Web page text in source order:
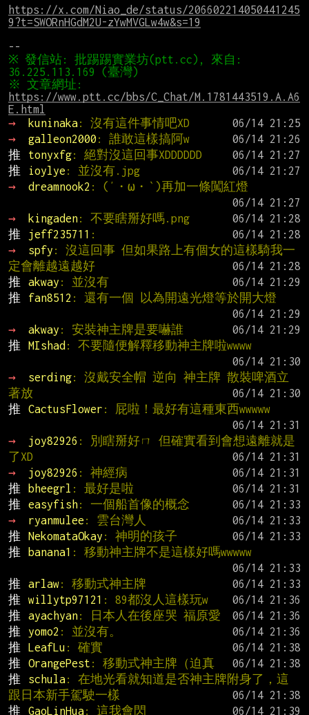
https://x.com/Niao_de/status/206602214050441245
9?t=SWORnHGdM2U-zYwMVGLw4w&s=19
※ 發信站: 批踢踢實業坊(ptt.cc), 來自:
https://www.ptt.cc/bbs/C_Chat/M.1781443519.A.A6
E.html
→
kuninaka: 沒有這件事情吧XD
→
galleon2000 : 誰敢這樣搞阿w
推
tonyxfg: 絕對沒這回事XDDDDDD
推
ioylye : 並沒有.jpg
→
dreamnook2 : (′・ω・‵)再加一條闖紅燈
→
kingaden: 不要瞎掰好嗎.png
推
jeff235711 :
→
spfy : 沒這回事 但如果路上有個女的這樣騎我一
定會離越遠越好
推
akway : 並沒有
推
fan8512 : 還有一個 以為開遠光燈等於開大燈
→
akway : 安裝神主牌是要嚇誰
推
MIshad : 不要隨便解釋移動神主牌啦wwww
→
serding: 沒戴安全帽 逆向 神主牌 散裝啤酒立
著放
推
CactusFlower : 屁啦！最好有這種東西wwwww
→
joy82926 : 別瞎掰好ㄇ 但確實看到會想遠離就是
了XD
→
joy82926 : 神經病
推
bheegrl : 最好是啦
推
easyfish: 一個船首像的概念
→
ryanmulee : 雲台灣人
推
NekomataOkay : 神明的孩子
推
banana1 : 移動神主牌不是這樣好嗎wwwww
推
arlaw: 移動式神主牌
推
willytp97121 : 89都沒人這樣玩w
推
ayachyan: 日本人在後座哭 福原愛
推
yomo2 : 並沒有。
推
LeafLu : 確實
推
OrangePest : 移動式神主牌（迫真
推
schula: 在地光看就知道是否神主牌附身了，這
跟日本新手駕駛一樣
推
GaoLinHua: 這我會閃